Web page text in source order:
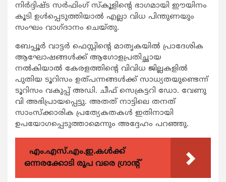
നിര്‍ദ്ദിഷ്ട സര്‍ഫിംഗ് സ്കൂളിന്‍റെ ഭാഗമായി ഈയിനം
കൂടി ഉള്‍പ്പെടുത്തിയാല്‍ എല്ലാ വിധ പിന്തുണയും
സംഘം വാഗ്ദാനം ചെയ്തു.
ബേപ്പൂര്‍ വാട്ടര്‍ ഫെസ്റ്റിന്‍റെ മാതൃകയില്‍ പ്രാദേശിക
ആഘോഷങ്ങള്‍ക്ക് ആഗോളപ്രതിച്ഛായ
നല്‍കിയാല്‍ കേരളത്തിന്‍റെ വിവിധ ജില്ലകളില്‍
പുതിയ ടൂറിസം ഉത്പന്നങ്ങള്‍ക്ക് സാധ്യതയുണ്ടെന്ന്
ടൂറിസം വകുപ്പ് അഡി. ചീഫ് സെക്രട്ടറി ഡോ. വേണു
വി അഭിപ്രായപ്പെട്ടു. അതത് നാട്ടിലെ തനത്
സാംസ്ക്കാരിക പ്രത്യേകതകള്‍ ഇതിനായി
ഉപയോഗപ്പെടുത്താമെന്നും അദ്ദേഹം പറഞ്ഞു.
എം.എസ്.എം.ഇ.കൾക്ക്
ഒന്നരക്കോടി രൂപ വരെ ഗ്രാന്റ്